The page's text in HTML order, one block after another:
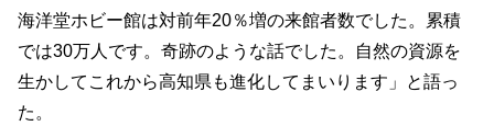
海洋堂ホビー館は対前年20％増の来館者数でした。累積
では30万人です。奇跡のような話でした。自然の資源を
生かしてこれから高知県も進化してまいります」と語っ
た。